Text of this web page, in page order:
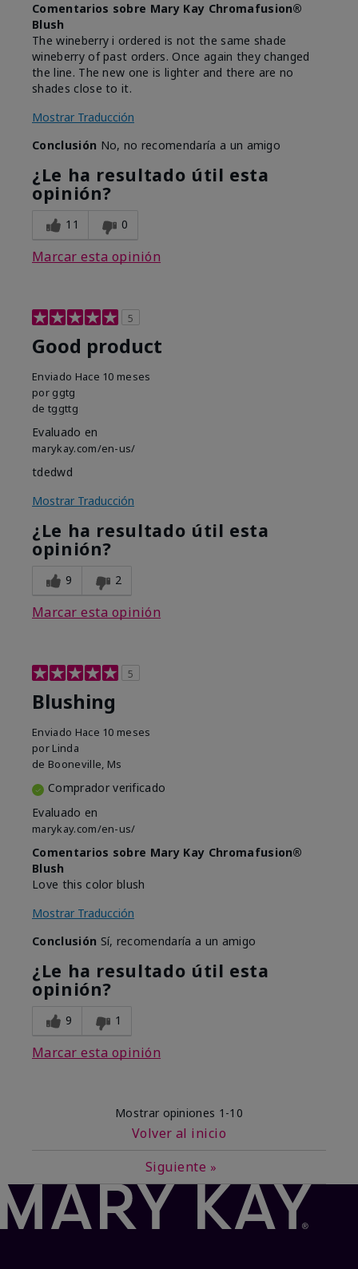
Comentarios sobre Mary Kay Chromafusion®
Blush
The wineberry i ordered is not the same shade
wineberry of past orders. Once again they changed
the line. The new one is lighter and there are no
shades close to it.
Mostrar Traducción
Conclusión No, no recomendaría a un amigo
¿Le ha resultado útil esta
opinión?
11 0
Marcar esta opinión
5
Good product
Enviado Hace 10 meses
por ggtg
de tggttg
Evaluado en
marykay.com/en-us/
tdedwd
Mostrar Traducción
¿Le ha resultado útil esta
opinión?
9 2
Marcar esta opinión
5
Blushing
Enviado Hace 10 meses
por Linda
de Booneville, Ms
Comprador verificado
Evaluado en
marykay.com/en-us/
Comentarios sobre Mary Kay Chromafusion®
Blush
Love this color blush
Mostrar Traducción
Conclusión Sí, recomendaría a un amigo
¿Le ha resultado útil esta
opinión?
9 1
Marcar esta opinión
Mostrar opiniones 1-10
Volver al inicio
Siguiente »